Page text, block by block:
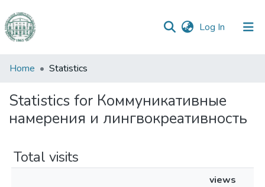
Log In (current)
Communities
Collections
All of DSpace
Home Statistics
Statistics for Коммуникативные
намерения и лингвокреативность
Total visits
views